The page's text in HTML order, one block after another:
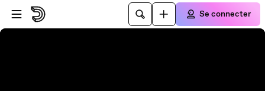
Passer au player
Passer au contenu principal
Se connecter